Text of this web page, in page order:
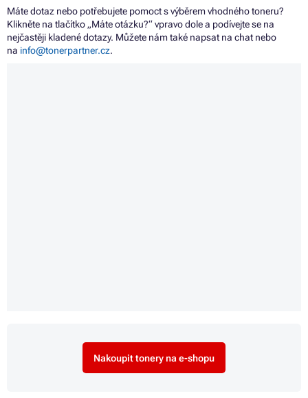
Máte dotaz nebo potřebujete pomoct s výběrem vhodného toneru?
Klikněte na tlačítko „Máte otázku?“ vpravo dole a podívejte se na
nejčastěji kladené dotazy. Můžete nám také napsat na chat nebo
na info@tonerpartner.cz.
Nakoupit tonery na e-shopu